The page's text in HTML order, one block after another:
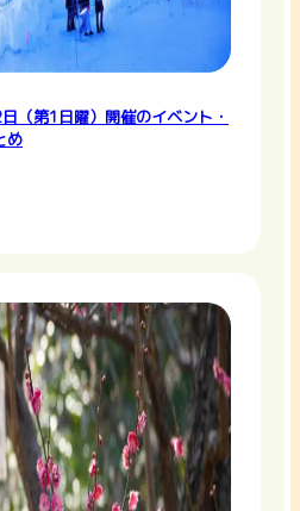
（第1日曜）開催のイベント・
め